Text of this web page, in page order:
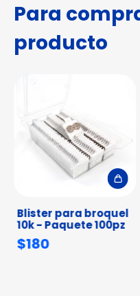
Para
producto
Blister para broquel
10k - Paquete 100pz
$180